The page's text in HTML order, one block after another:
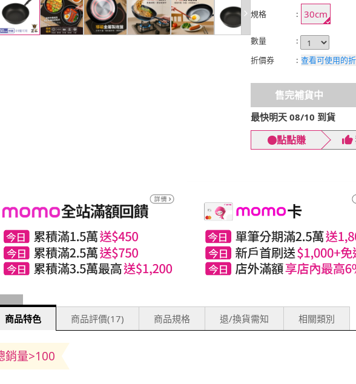
規格
: 30cm
數量
:
折價券
: 查看可使用的
售完補貨中
最快明天 08/10 到貨
點點賺
商品特色 商品評價(17) 商品規格 退/換貨需知 相關類別
銷量>100